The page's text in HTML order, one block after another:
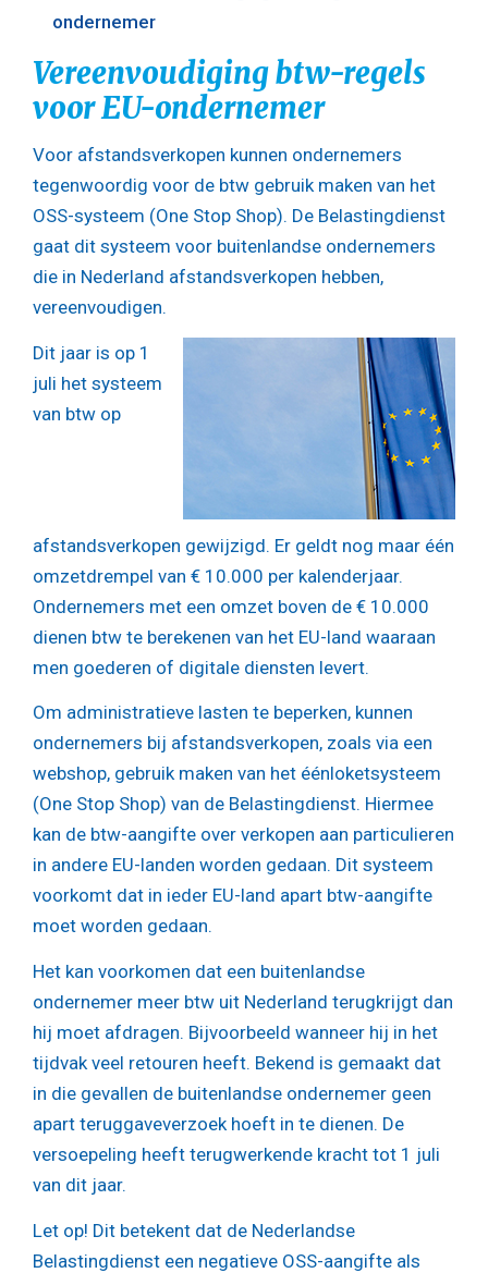
ondernemer
Vereenvoudiging btw-regels
voor EU-ondernemer
Voor afstandsverkopen kunnen ondernemers
tegenwoordig voor de btw gebruik maken van het
OSS-systeem (One Stop Shop). De Belastingdienst
gaat dit systeem voor buitenlandse ondernemers
die in Nederland afstandsverkopen hebben,
vereenvoudigen.
Dit jaar is op 1
juli het systeem
van btw op
afstandsverkopen gewijzigd. Er geldt nog maar één
omzetdrempel van € 10.000 per kalenderjaar.
Ondernemers met een omzet boven de € 10.000
dienen btw te berekenen van het EU-land waaraan
men goederen of digitale diensten levert.
Om administratieve lasten te beperken, kunnen
ondernemers bij afstandsverkopen, zoals via een
webshop, gebruik maken van het éénloketsysteem
(One Stop Shop) van de Belastingdienst. Hiermee
kan de btw-aangifte over verkopen aan particulieren
in andere EU-landen worden gedaan. Dit systeem
voorkomt dat in ieder EU-land apart btw-aangifte
moet worden gedaan.
Het kan voorkomen dat een buitenlandse
ondernemer meer btw uit Nederland terugkrijgt dan
hij moet afdragen. Bijvoorbeeld wanneer hij in het
tijdvak veel retouren heeft. Bekend is gemaakt dat
in die gevallen de buitenlandse ondernemer geen
apart teruggaveverzoek hoeft in te dienen. De
versoepeling heeft terugwerkende kracht tot 1 juli
van dit jaar.
Let op! Dit betekent dat de Nederlandse
Belastingdienst een negatieve OSS-aangifte als